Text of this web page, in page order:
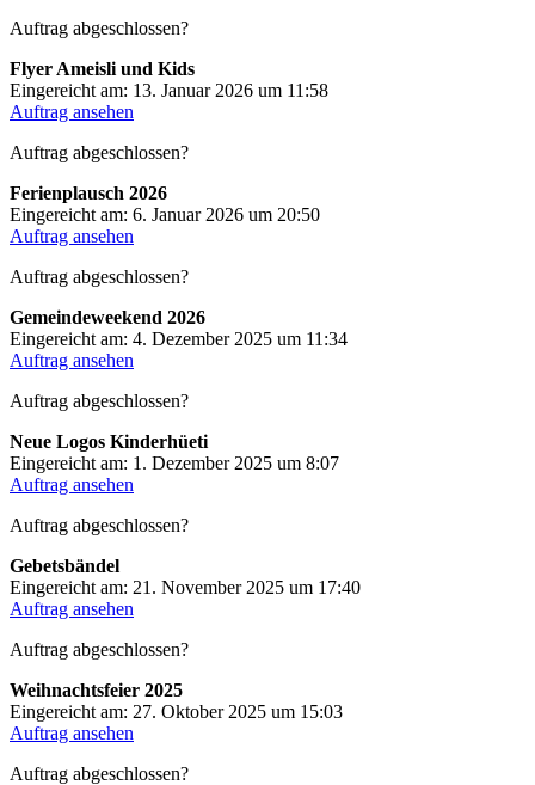
Auftrag abgeschlossen?
Flyer Ameisli und Kids
Eingereicht am: 13. Januar 2026 um 11:58
Auftrag ansehen
Auftrag abgeschlossen?
Ferienplausch 2026
Eingereicht am: 6. Januar 2026 um 20:50
Auftrag ansehen
Auftrag abgeschlossen?
Gemeindeweekend 2026
Eingereicht am: 4. Dezember 2025 um 11:34
Auftrag ansehen
Auftrag abgeschlossen?
Neue Logos Kinderhüeti
Eingereicht am: 1. Dezember 2025 um 8:07
Auftrag ansehen
Auftrag abgeschlossen?
Gebetsbändel
Eingereicht am: 21. November 2025 um 17:40
Auftrag ansehen
Auftrag abgeschlossen?
Weihnachtsfeier 2025
Eingereicht am: 27. Oktober 2025 um 15:03
Auftrag ansehen
Auftrag abgeschlossen?